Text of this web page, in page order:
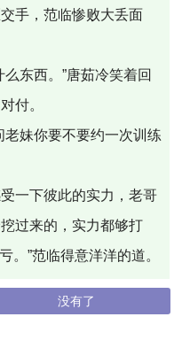
手，范临惨败大丢面
东西。”唐茹冷笑着回
付。
妹你要不要约一次训练
一下彼此的实力，老哥
过来的，实力都够打
。”范临得意洋洋的道。
没有了